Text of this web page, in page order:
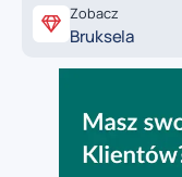
Zobacz
Bruksela